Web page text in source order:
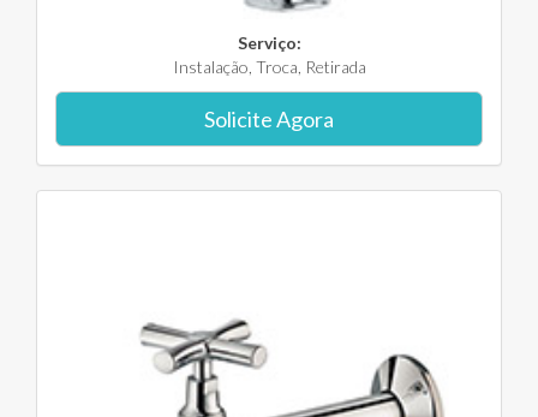
Serviço:
Instalação, Troca, Retirada
Solicite Agora